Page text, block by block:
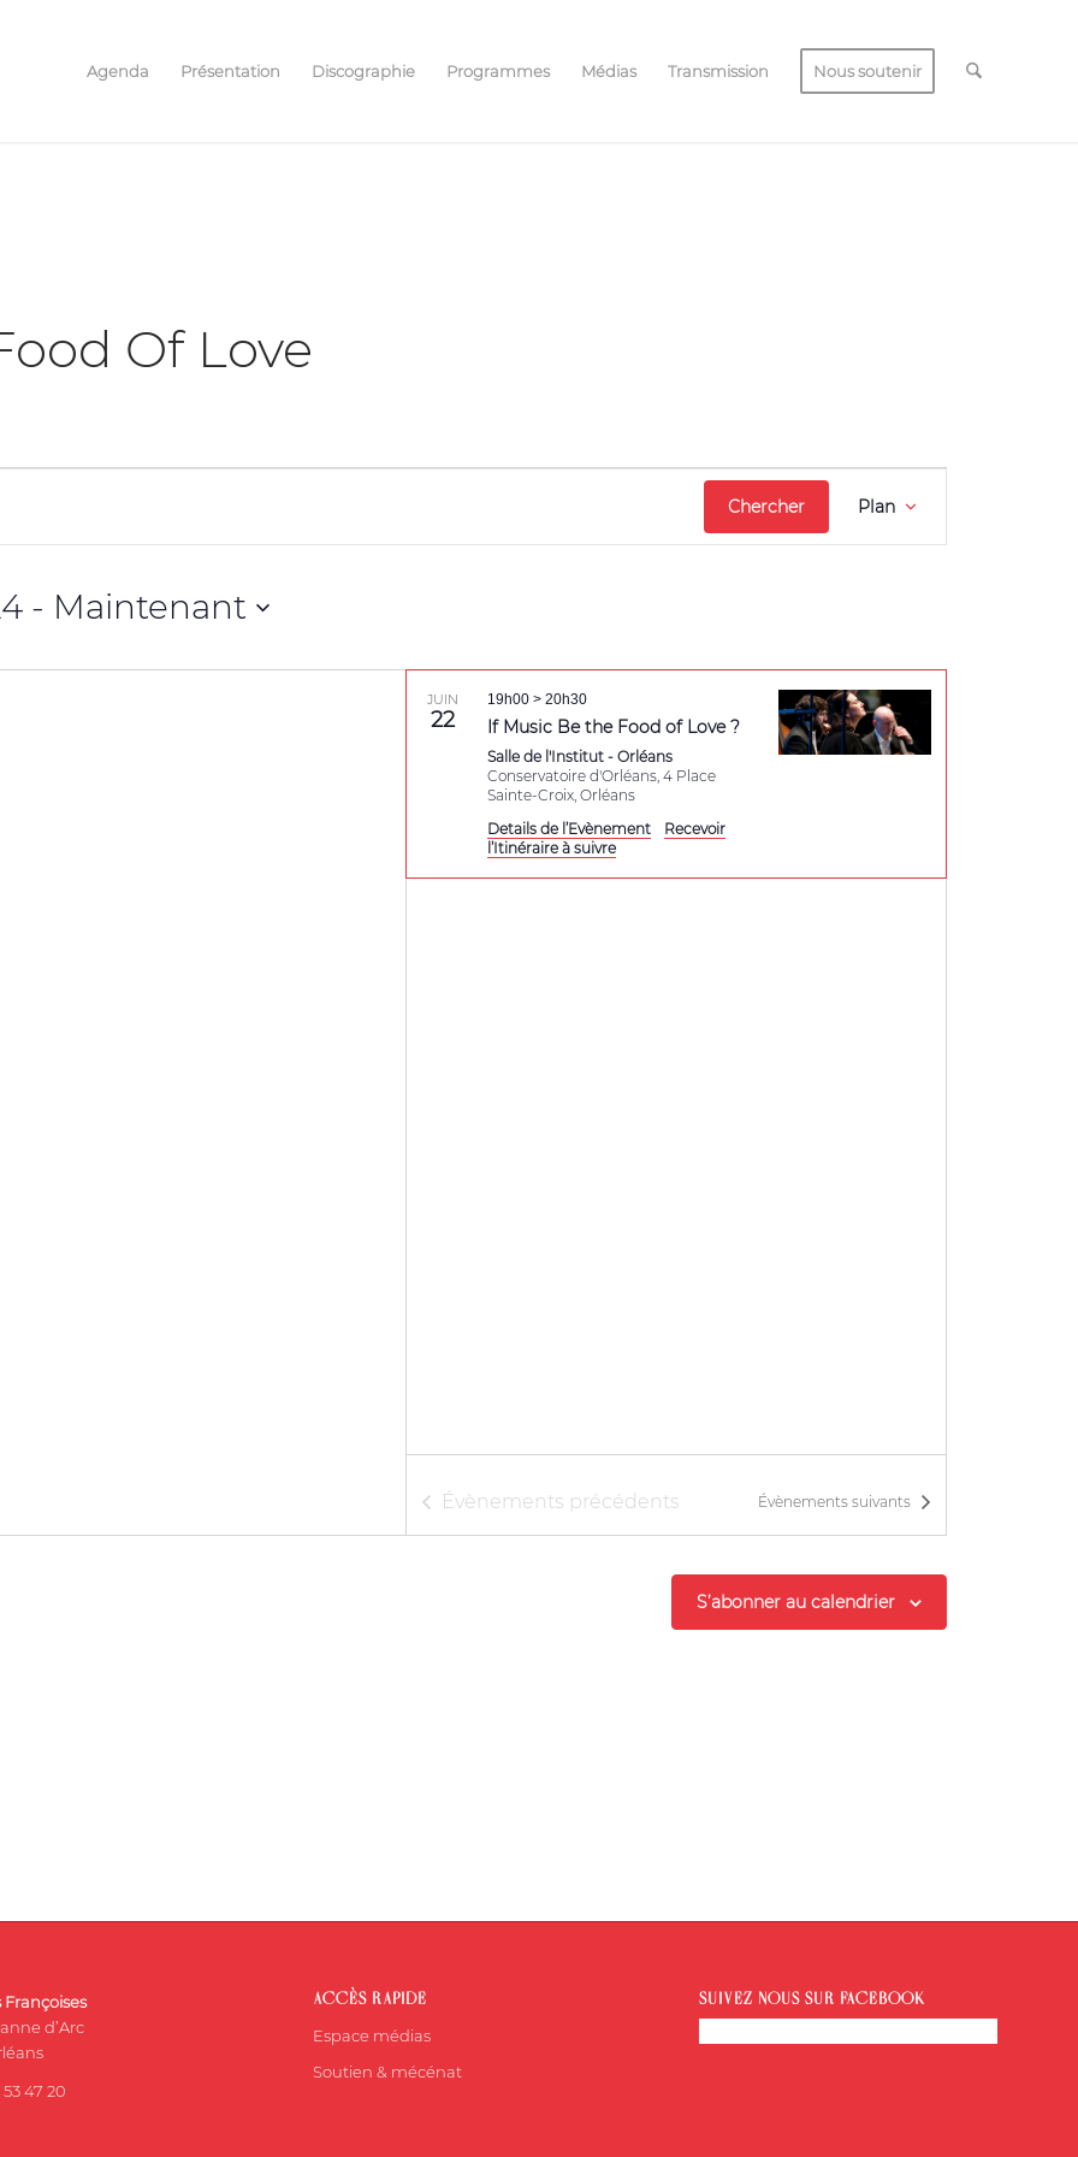
Agenda Présentation Discographie Programmes Médias Transmission Nous soutenir
Of Love
Chercher
de
Plan
- Maintenant
JUIN
22 If Music Be the Food of Love ?
19h00 > 20h30
Salle de l'Institut - Orléans
Conservatoire d'Orléans, 4 Place
Sainte-Croix, Orléans
Details de l’Evènement
Recevoir
l’Itinéraire à suivre
Évènements précédents Évènementssuivants
S’abonner au calendrier
Françoises
d’Arc
47 20
ACCÈS RAPIDE
Espace médias
Soutien & mécénat
SUIVEZ-NOUS SUR FACEBOOK